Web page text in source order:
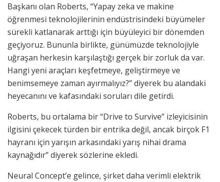
Başkanı olan Roberts, “Yapay zeka ve makine
öğrenmesi teknolojilerinin endüstrisindeki büyümeler
sürekli katlanarak arttığı için büyüleyici bir dönemden
geçiyoruz. Bununla birlikte, günümüzde teknolojiyle
uğraşan herkesin karşılaştığı gerçek bir zorluk da var.
Hangi yeni araçları keşfetmeye, geliştirmeye ve
benimsemeye zaman ayırmalıyız?” diyerek bu alandaki
heyecanını ve kafasındaki soruları dile getirdi.
Roberts, bu ortalama bir “Drive to Survive” izleyicisinin
ilgisini çekecek türden bir entrika değil, ancak birçok F1
hayranı için yarışın arkasındaki yarış nihai drama
kaynağıdır” diyerek sözlerine ekledi.
Neural Concept’e gelince, şirket daha verimli elektrik